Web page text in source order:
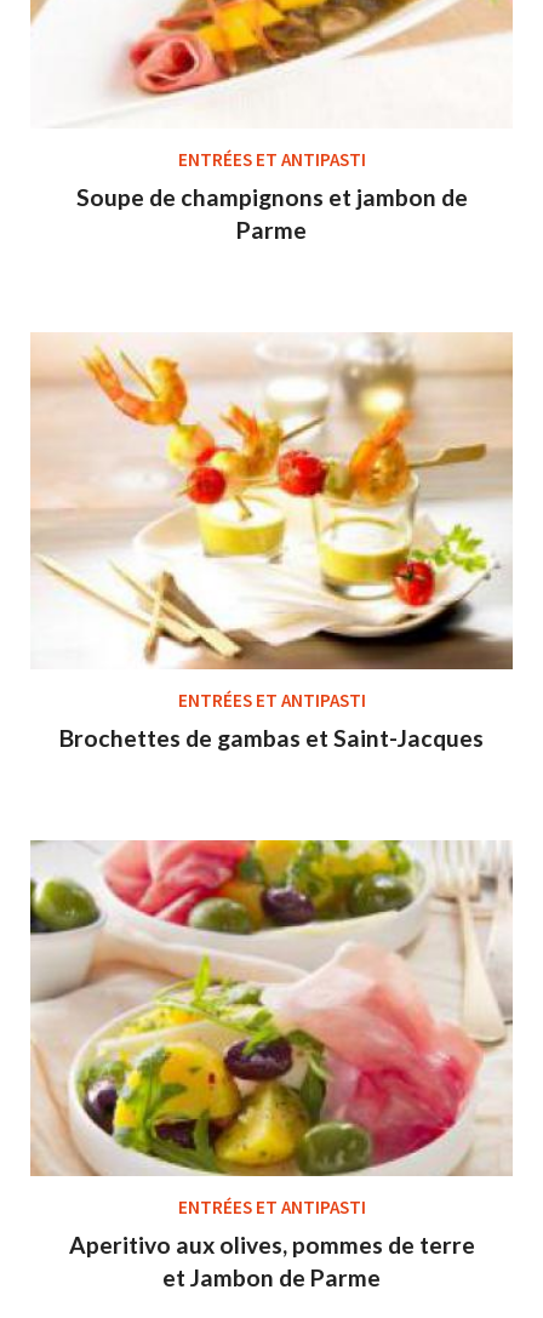
ENTRÉES ET ANTIPASTI
Soupe de champignons et jambon de
Parme
ENTRÉES ET ANTIPASTI
Brochettes de gambas et Saint-Jacques
ENTRÉES ET ANTIPASTI
Aperitivo aux olives, pommes de terre
et Jambon de Parme